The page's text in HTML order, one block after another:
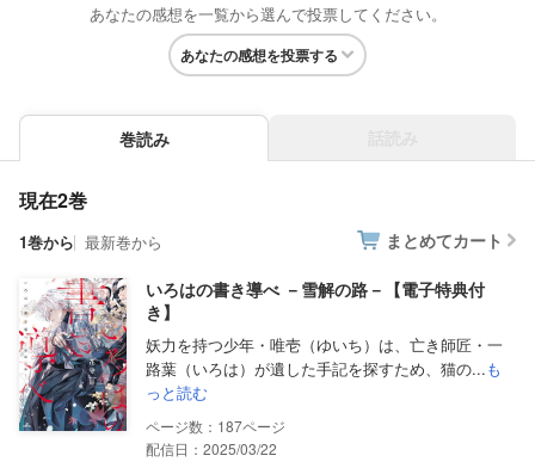
あなたの感想を一覧から選んで投票してください。
あなたの感想を投票する
巻読み
現在2巻
1巻から 最新巻から まとめてカート
いろはの書き導べ －雪解の路－【電子特典付
き】
妖力を持つ少年・唯壱（ゆいち）は、亡き師匠・一
路葉（いろは）が遺した手記を探すため、猫の...も
っと読む
187
配信日：2025/03/22